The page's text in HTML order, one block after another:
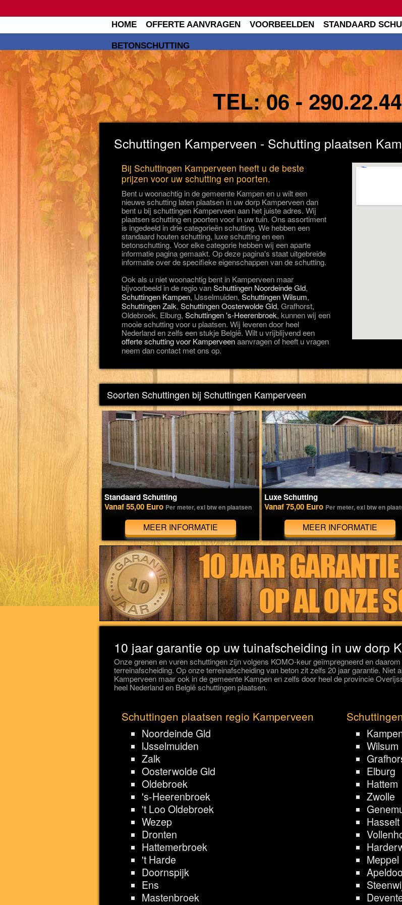
HOME OFFERTE AANVRAGEN VOORBEELDEN STANDAARD
BETONSCHUTTING
TEL:06 -
Schuttingen Kamperveen - Schutting plaatsen
Bij Schuttingen Kamperveen heeft u de beste
prijzen voor uw schutting en poorten.
Bent u woonachtig in de gemeente Kampen en u wilt een
nieuwe schutting laten plaatsen in uw dorp Kamperveen dan
bent u bij schuttingen Kamperveen aan het juiste adres. Wij
plaatsen schutting en poorten voor in uw tuin. Ons assortiment
is ingedeeld in drie categorieën schutting. We hebben een
standaard houten schutting, luxe schutting en een
betonschutting. Voor elke categorie hebben wij een aparte
informatie pagina gemaakt. Op deze pagina's staat uitgebreide
informatie over de specifieke eigenschappen van de schutting.
Ook als u niet woonachtig bent in Kamperveen maar
bijvoorbeeld in de regio vanSchuttingen Noordeinde Gld,
Schuttingen Kampen, IJsselmuiden, Schuttingen Wilsum,
Schuttingen Zalk, Schuttingen Oosterwolde Gld, Grafhorst,
Oldebroek, Elburg, Schuttingen 's-Heerenbroek, kunnen wij een
mooie schutting voor u plaatsen. Wij leveren door heel
Nederland en zelfs een stukje België. Wilt u vrijblijvend een
offerte schutting voor Kamperveenaanvragen of heeft u vragen
neem dan contact met ons op.
Soorten Schuttingen bij Schuttingen Kamperveen
Standaard Schutting
Vanaf 55,00 Euro Per meter, exl btw en plaatsen
MEER INFORMATIE
Luxe Schutting
Vanaf 75,00 Euro Per meter, exl btw en
MEER INFORMATIE
10 jaar garantie op uw tuinafscheiding in uw dorp
Onze grenen en vuren schuttingen zijn volgens KOMO-keur geïmpregneerd en
terreinafscheiding. Op onze terreinafscheiding van beton zit zelfs 20 jaar garantie. Niet
Kamperveen maar ook in de gemeente Kampen en zelfs door heel de provincie
heel Nederland en België schuttingen plaatsen.
Schuttingen plaatsen regio Kamperveen
Noordeinde Gld
IJsselmuiden
Zalk
Oosterwolde Gld
Oldebroek
's-Heerenbroek
't Loo Oldebroek
Wezep
Dronten
Hattemerbroek
't Harde
Doornspijk
Ens
Mastenbroek
Wilsum
Elburg
Hattem
Zwolle
Hasselt
Meppel